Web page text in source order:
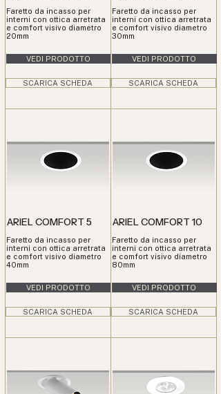
Faretto da incasso per
interni con ottica arretrata
e comfort visivo diametro
20mm
VEDI PRODOTTO
SCARICA SCHEDA
ARIEL COMFORT 5
Faretto da incasso per
interni con ottica arretrata
e comfort visivo diametro
40mm
VEDI PRODOTTO
SCARICA SCHEDA
Faretto da incasso per
interni con ottica arretrata
e comfort visivo diametro
30mm
VEDI PRODOTTO
SCARICA SCHEDA
ARIEL COMFORT 10
Faretto da incasso per
interni con ottica arretrata
e comfort visivo diametro
80mm
VEDI PRODOTTO
SCARICA SCHEDA